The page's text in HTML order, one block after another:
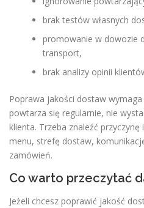
brak testów własnych
promowanie w dowozie
transport,
brak analizy opinii
Poprawa jakości dostaw
powtarza się regularnie, nie
klienta. Trzeba znaleźć
menu, strefę dostaw,
zamówień.
Co warto przeczytać
Jeżeli chcesz poprawić jakość